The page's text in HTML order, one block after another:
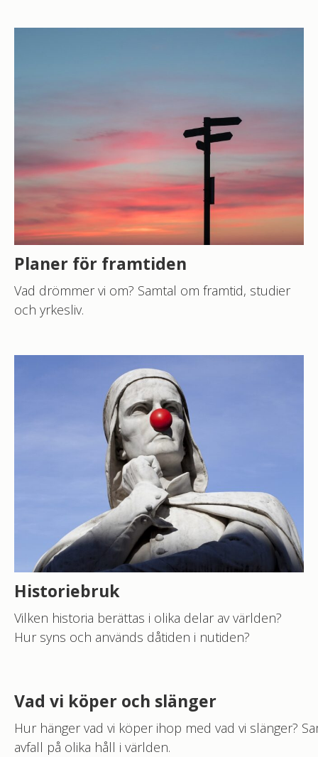
Planer för framtiden
Vad drömmer vi om? Samtal om framtid, studier
och yrkesliv.
Historiebruk
Vilken historia berättas i olika delar av världen?
Hur syns och används dåtiden i nutiden?
Vad vi köper och slänger
Hur hänger vad vi köper ihop med vad vi slänger?
avfall på olika håll i världen.